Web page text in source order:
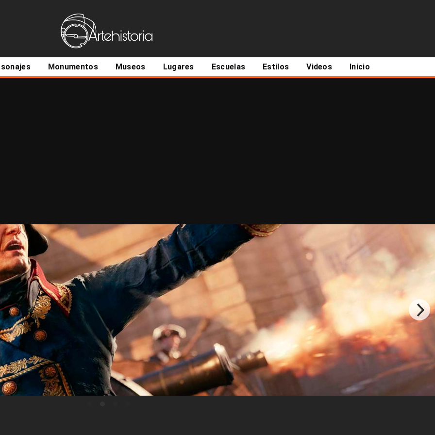
Monumentos Museos Lugares Escuelas Estilos Videos Inicio